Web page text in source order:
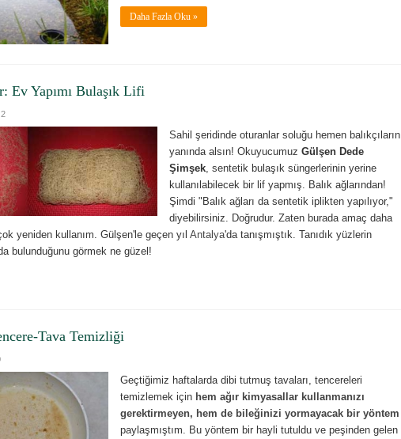
Daha Fazla Oku »
Ev Yapımı Bulaşık Lifi
2
Sahil şeridinde oturanlar soluğu hemen balıkçıların
yanında alsın! Okuyucumuz Gülşen Dede
Şimşek, sentetik bulaşık süngerlerinin yerine
kullanılabilecek bir lif yapmış. Balık ağlarından!
Şimdi "Balık ağları da sentetik iplikten yapılıyor,"
diyebilirsiniz. Doğrudur. Zaten burada amaç daha
yeniden kullanım. Gülşen'le geçen yıl Antalya'da tanışmıştık. Tanıdık yüzlerin
bulunduğunu görmek ne güzel!
Tava Temizliği
Geçtiğimiz haftalarda dibi tutmuş tavaları, tencereleri
temizlemek için hem ağır kimyasallar kullanmanızı
gerektirmeyen, hem de bileğinizi yormayacak bir yöntem
paylaşmıştım. Bu yöntem bir hayli tutuldu ve peşinden gelen